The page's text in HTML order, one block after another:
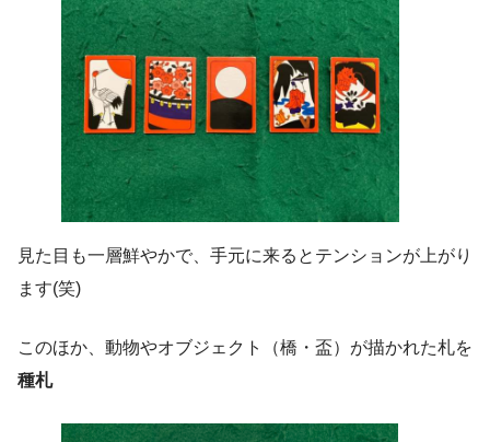
見た目も一層鮮やかで、手元に来るとテンションが上がり
ます(笑)
このほか、動物やオブジェクト（橋・盃）が描かれた札を
種札